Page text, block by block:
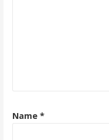
Name *